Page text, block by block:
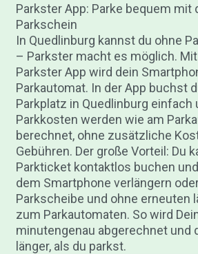
Parkster App: Parke bequem mit
Parkschein
In Quedlinburg kannst du ohne
– Parkster macht es möglich.
Parkster App wird dein
Parkautomat. In der App buchst
Parkplatz in Quedlinburg einfach
Parkkosten werden wie am
berechnet, ohne zusätzliche
Gebühren. Der große Vorteil: Du
Parkticket kontaktlos buchen
dem Smartphone verlängern
Parkscheibe und ohne erneuten
zum Parkautomaten. So wird
minutengenau abgerechnet und
länger, als du parkst.